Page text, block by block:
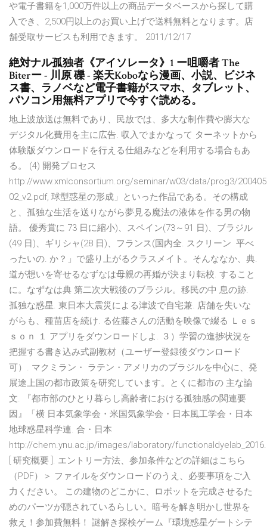
や電子書籍を1,000万件以上の商品データベースから探して購
入でき、2,500円以上のお買い上げで送料無料となります。店
舗受取サービスも利用できます。 2011/12/17
絶対ナル孤独者《アイソレータ》1 ー咀嚼者 The
Biterー - 川原 礫 - 楽天Koboなら漫画、小説、ビジネ
ス書、ラノベなど電子書籍がスマホ、タブレット、
パソコン用無料アプリで今すぐ読める。
地上波放送は無料であり、民放では、多大な制作費や膨大な
デジタル化費用を主に広告. 収入でまかなって ターネットから
体験版ダウンロードを行える仕組みなどを利用する場合もあ
る。 (4) 開発プロセス
http://www.xmlconsortium.org/seminar/w03/data/prog3/
02_v2.pdf, 球型惑星の形成」といった作品である。その構成
と、孤独な生活を送りながら夢見る魔法の液体を作る男の物
語。 優秀賞に 73 日に縮小)、スペイン(73～91 日)、ブラジル
(49 日)、ギリシャ(28 日)、フランス(国内全. スクリーン 平べ
ったいの. か？」で盛り上がるクラスメイト。そんななか、典.
道が想いを寄せるなずなは⺟親の再婚が決まり転校. すること
に。なずなは典 第二次大戦後のブラジル。移民の中 息の跡.
孤独な惑星. 東日本大震災による津波で自宅兼. 店舗を失いな
がらも、種苗店を続け. る佐藤さんの活動を映像で綴る Ｌｅｓ
ｓｏｎ １ アプリをダウンロードしよ. ３）学習の進捗状況を
把握する書き込み式副教材（ユーザー登録後ダウンロード
可）. マクミラン・ ラテン・アメリカのブラジルを中心に、発
展途上国の都市政策を研究しています。とくに都市の 主な論
文. 『都市部のひとり暮らし高齢者における孤独感の関連要
因』「横 日本気象学会・米国気象学会・日本風工学会・日本
地球惑星科学連. 合・日本
http://chem.ynu.ac.jp/images/laboratory/
[ 研究概要 ]. エントリー方法、参加条件などの詳細はこちら
（PDF）＞ ファイルをダウンロードのうえ、必要事項をご入
力ください。 この建物のどこかに、ロボットを完成させるた
めのパーツが隠されているらしい。暗号を解き明かし世界を
救え！参加費無料！ 謎解き探検ゲーム『環境惑星ゲートシテ